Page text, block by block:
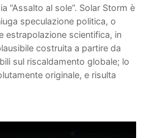
“Assalto al sole”. Solar Storm è
speculazione politica, o
estrapolazione scientifica, in
costruita a partire da
sul riscaldamento globale; lo
originale, e risulta